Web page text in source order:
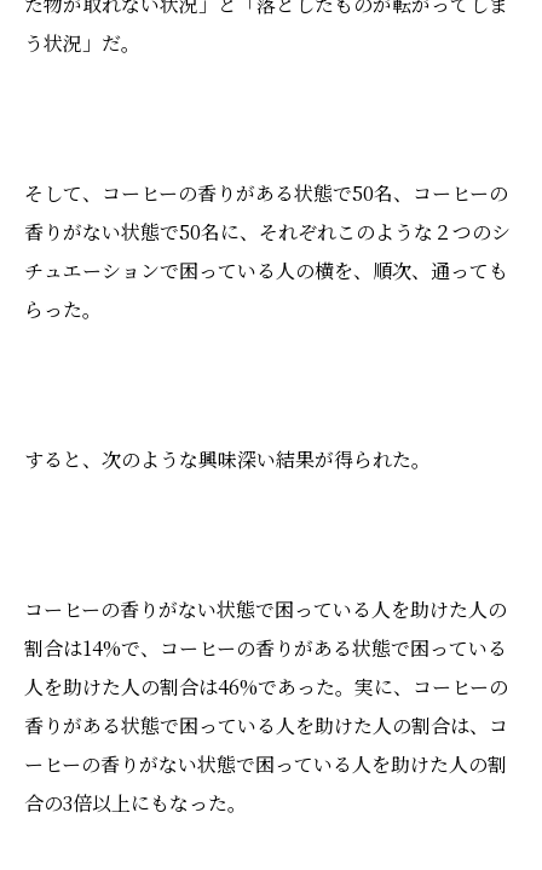
う状況」だ。
そして、コーヒーの香りがある状態で50名、コーヒーの
香りがない状態で50名に、それぞれこのような２つのシ
チュエーションで困っている人の横を、順次、通っても
らった。
すると、次のような興味深い結果が得られた。
コーヒーの香りがない状態で困っている人を助けた人の
割合は14%で、コーヒーの香りがある状態で困っている
人を助けた人の割合は46%であった。実に、コーヒーの
香りがある状態で困っている人を助けた人の割合は、コ
ーヒーの香りがない状態で困っている人を助けた人の割
合の3倍以上にもなった。